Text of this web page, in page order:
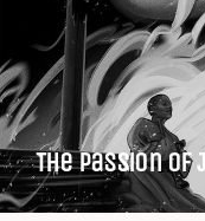
The Passion of